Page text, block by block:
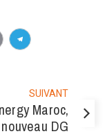
Telegram
SUIVANT
Maroc,
DG